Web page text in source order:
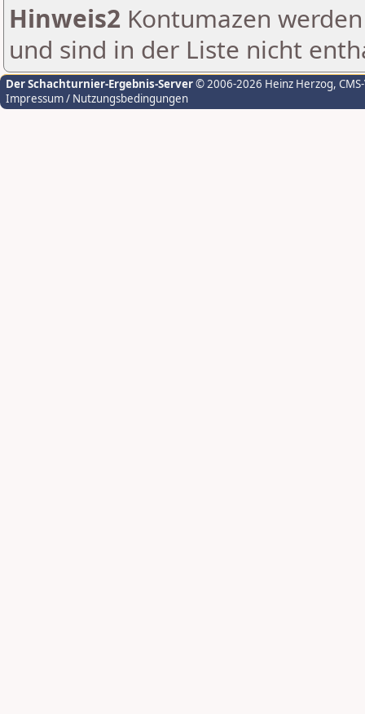
Hinweis2 Kontumazen
und sind in der Liste nicht
Der Schachturnier-Ergebnis-Server© 2006-2026 Heinz Herzog,
Impressum / Nutzungsbedingungen